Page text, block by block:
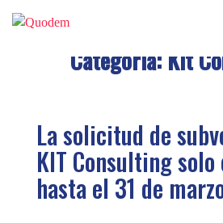
Categoría: Kit
La solicitud de
KIT Consulting
hasta el 31 de